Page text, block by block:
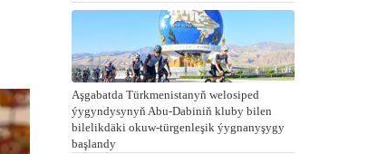
Aşgabatda Türkmenistanyň welosiped
ýygyndysynyň Abu-Dabiniň kluby bilen
bilelikdäki okuw-türgenleşik ýygnanyşygy
başlandy